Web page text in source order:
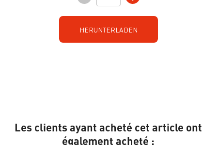
HERUNTERLADEN
Les clients ayant acheté cet article ont
également acheté :